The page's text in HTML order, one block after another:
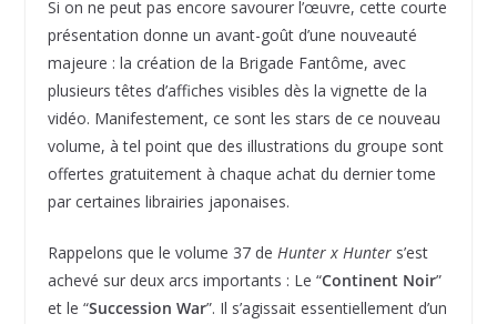
Si on ne peut pas encore savourer l’œuvre, cette courte
présentation donne un avant-goût d’une nouveauté
majeure : la création de la Brigade Fantôme, avec
plusieurs têtes d’affiches visibles dès la vignette de la
vidéo. Manifestement, ce sont les stars de ce nouveau
volume, à tel point que des illustrations du groupe sont
offertes gratuitement à chaque achat du dernier tome
par certaines librairies japonaises.
Rappelons que le volume 37 de Hunter x Hunters’est
achevé sur deux arcs importants : Le “Continent Noir”
et le “Succession War”. Il s’agissait essentiellement d’un